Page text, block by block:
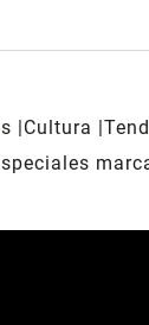
Cultura